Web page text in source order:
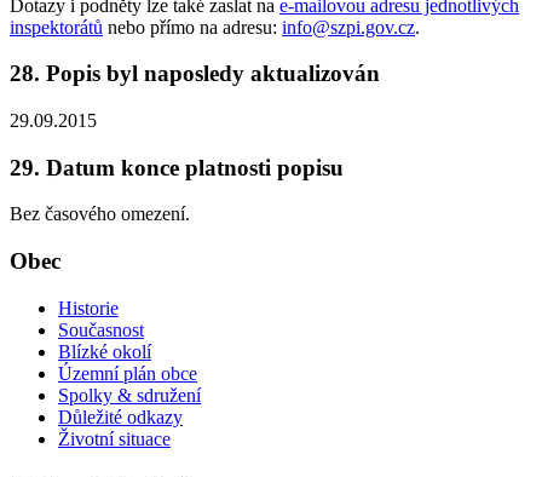
Dotazy i podněty lze také zaslat na e-mailovou adresu jednotlivých
inspektorátů nebo přímo na adresu: info@szpi.gov.cz.
28. Popis byl naposledy aktualizován
29.09.2015
29. Datum konce platnosti popisu
Bez časového omezení.
Obec
Historie
Současnost
Blízké okolí
Územní plán obce
Spolky & sdružení
Důležité odkazy
Životní situace